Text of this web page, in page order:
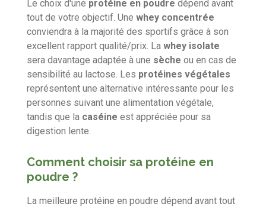
Le choix d'une protéine en poudre dépend avant
tout de votre objectif. Une whey concentrée
conviendra à la majorité des sportifs grâce à son
excellent rapport qualité/prix. La whey isolate
sera davantage adaptée à une sèche ou en cas de
sensibilité au lactose. Les protéines végétales
représentent une alternative intéressante pour les
personnes suivant une alimentation végétale,
tandis que la caséine est appréciée pour sa
digestion lente.
Comment choisir sa protéine en
poudre ?
La meilleure protéine en poudre dépend avant tout